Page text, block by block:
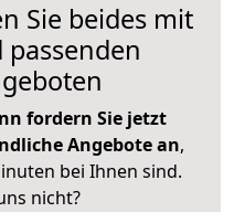
Sie beides mit
fordern Sie jetzt
Angebote an,
bei Ihnen sind.
nicht?